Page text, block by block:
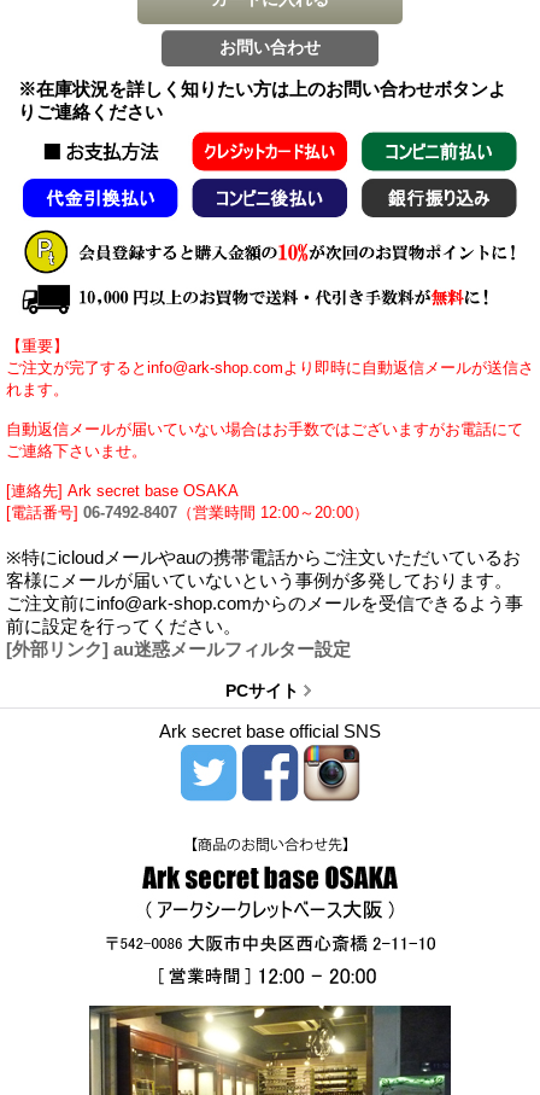
※在庫状況を詳しく知りたい方は上のお問い合わせボタンよ
りご連絡ください
【重要】
ご注文が完了するとinfo@ark-shop.comより即時に自動返信メールが送信さ
れます。
自動返信メールが届いていない場合はお手数ではございますがお電話にて
ご連絡下さいませ。
[連絡先] Ark secret base OSAKA
[電話番号] 06-7492-8407 （営業時間 12:00～20:00）
※特にicloudメールやauの携帯電話からご注文いただいているお
客様にメールが届いていないという事例が多発しております。
ご注文前にinfo@ark-shop.comからのメールを受信できるよう事
前に設定を行ってください。
[外部リンク] au迷惑メールフィルター設定
PCサイト
Ark secret base official SNS